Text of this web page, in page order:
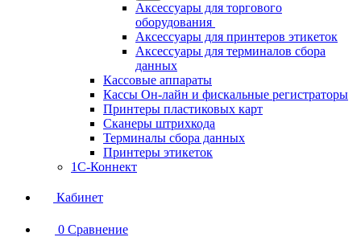
Аксессуары для торгового
оборудования
Аксессуары для принтеров этикеток
Аксессуары для терминалов сбора
данных
Кассовые аппараты
Кассы Он-лайн и фискальные регистраторы
Принтеры пластиковых карт
Сканеры штрихкода
Терминалы сбора данных
Принтеры этикеток
1С-Коннект
Кабинет
0 Сравнение